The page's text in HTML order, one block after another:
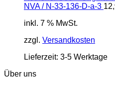
NVA / N-33-136-D-a-3
inkl. 7 % MwSt.
zzgl. Versandkosten
Lieferzeit: 3-5 Werktage
Über uns